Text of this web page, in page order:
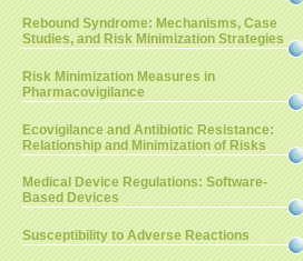
Rebound Syndrome: Mechanisms, Case
Studies, and Risk Minimization Strategies
Risk Minimization Measures in
Pharmacovigilance
Ecovigilance and Antibiotic Resistance:
Relationship and Minimization of Risks
Medical Device Regulations: Software-
Based Devices
Susceptibility to Adverse Reactions